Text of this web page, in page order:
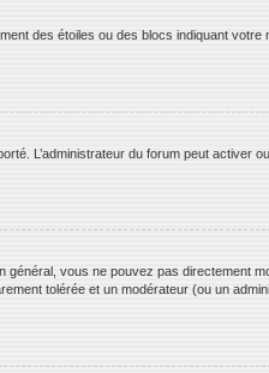
des étoiles ou des blocs indiquant
L’administrateur du forum peut activer
vous ne pouvez pas directement
tolérée et un modérateur (ou un